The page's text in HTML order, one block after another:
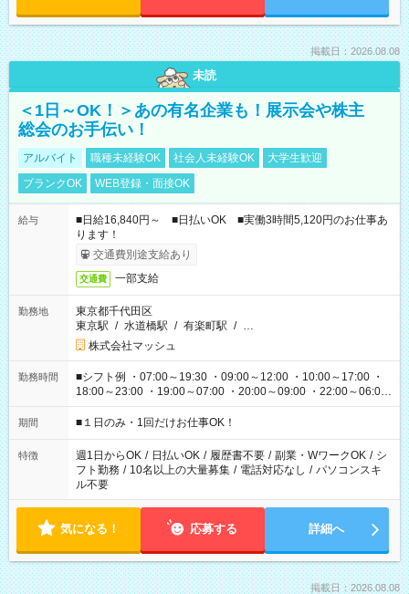
掲載日：2026.08.08
未読
＜1日～OK！＞あの有名企業も！展示会や株主
総会のお手伝い！
アルバイト 職種未経験OK 社会人未経験OK
大学生歓迎
ブランクOK
WEB登録・面接OK
給与
■日給16,840円～ ■日払いOK ■実働3時間5,120円のお仕事あ
ります！
交通費別途支給あり
交通費 一部支給
勤務地
東京都千代田区
東京駅 / 水道橋駅 / 有楽町駅 / …
株式会社マッシュ
勤務時間
■シフト例 ・07:00～19:30 ・09:00～12:00 ・10:00～17:00 ・
18:00～23:00 ・19:00～07:00 ・20:00～09:00 ・22:00～06:00
etc ★最短で3時間で5,120円のお仕事から 15時間で2万円近く稼
げるお仕事も！ ご希望のお時間に合わせてご紹介！ ※シフトは
ください！
期間 ■１日のみ・1回だけお仕事OK！
特徴 週1日からOK / 日払いOK / 履歴書不要 / 副業・WワークOK / シ
フト勤務 / 10名以上の大量募集 / 電話対応なし / パソコンスキ
ル不要
気になる！ 応募する 詳細へ
掲載日：2026.08.08